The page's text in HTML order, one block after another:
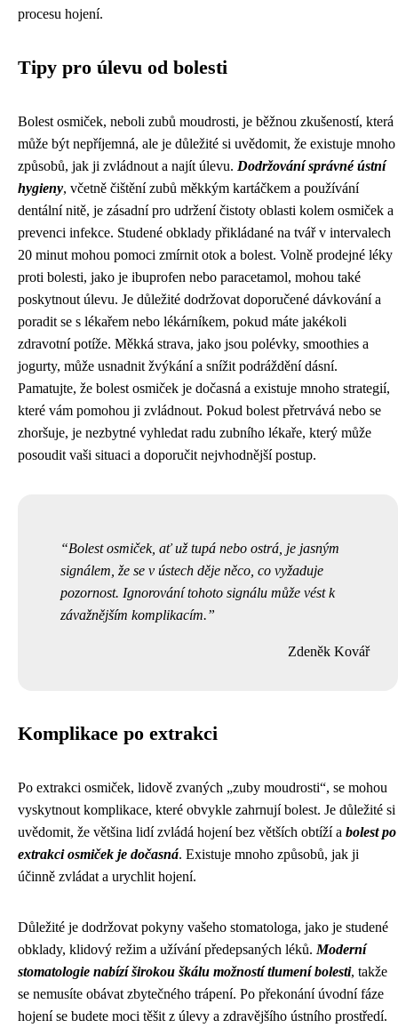
procesu hojení.
Tipy pro úlevu od bolesti
Bolest osmiček, neboli zubů moudrosti, je běžnou zkušeností, která
může být nepříjemná, ale je důležité si uvědomit, že existuje mnoho
způsobů, jak ji zvládnout a najít úlevu. Dodržování správné ústní
hygieny, včetně čištění zubů měkkým kartáčkem a používání
dentální nitě, je zásadní pro udržení čistoty oblasti kolem osmiček a
prevenci infekce. Studené obklady přikládané na tvář v intervalech
20 minut mohou pomoci zmírnit otok a bolest. Volně prodejné léky
proti bolesti, jako je ibuprofen nebo paracetamol, mohou také
poskytnout úlevu. Je důležité dodržovat doporučené dávkování a
poradit se s lékařem nebo lékárníkem, pokud máte jakékoli
zdravotní potíže. Měkká strava, jako jsou polévky, smoothies a
jogurty, může usnadnit žvýkání a snížit podráždění dásní.
Pamatujte, že bolest osmiček je dočasná a existuje mnoho strategií,
které vám pomohou ji zvládnout. Pokud bolest přetrvává nebo se
zhoršuje, je nezbytné vyhledat radu zubního lékaře, který může
posoudit vaši situaci a doporučit nejvhodnější postup.
Bolest osmiček, ať už tupá nebo ostrá, je jasným
signálem, že se v ústech děje něco, co vyžaduje
pozornost. Ignorování tohoto signálu může vést k
závažnějším komplikacím.
Zdeněk Kovář
Komplikace po extrakci
Po extrakci osmiček, lidově zvaných „zuby moudrosti“, se mohou
vyskytnout komplikace, které obvykle zahrnují bolest. Je důležité si
uvědomit, že většina lidí zvládá hojení bez větších obtíží a bolest po
extrakci osmiček je dočasná. Existuje mnoho způsobů, jak ji
účinně zvládat a urychlit hojení.
Důležité je dodržovat pokyny vašeho stomatologa, jako je studené
obklady, klidový režim a užívání předepsaných léků. Moderní
stomatologie nabízí širokou škálu možností tlumení bolesti, takže
se nemusíte obávat zbytečného trápení. Po překonání úvodní fáze
hojení se budete moci těšit z úlevy a zdravějšího ústního prostředí.